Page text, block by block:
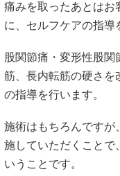
痛みを取ったあとはお
に、セルフケアの指導
股関節痛・変形性股
筋、長内転筋の硬さを
の指導を行います。
施術はもちろんですが
施していただくことで
いうことです。